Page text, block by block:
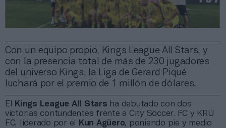
Con un equipo propio, Kings League All Stars, y
con la presencia total de más de 230 jugadores
del universo Kings, la Liga de Gerard Piqué
luchará por el premio de 1 millón de dólares.
El Kings League All Stars ha debutado con dos
victorias contundentes frente a City Soccer. FC y KRÜ
FC, liderado por el
Kun Agüero, poniendo pie y medio